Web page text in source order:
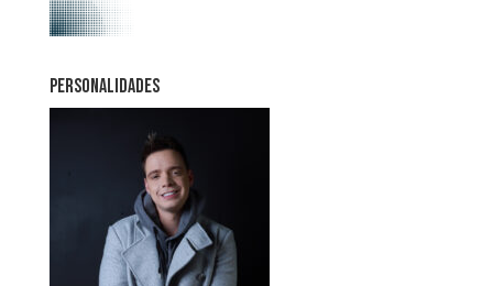
PERSONALIDADES